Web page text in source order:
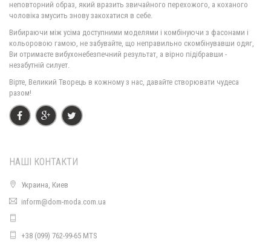
490.00грн.
неповторний образ, який вразить звичайного перехожого, а коханого
чоловіка змусить знову закохатися в себе.
Вибираючи між усіма доступними моделями і комбінуючи з фасонами і
кольоровою гамою, не забувайте, що неправильно скомбінувавши одяг,
Ви отримаєте вибухонебезпечний результат, а вірно підібравши -
незабутній силует.
Вірте, Великий Творець в кожному з нас, давайте створювати чудеса
разом!
НАШІ КОНТАКТИ
Украина, Киев
inform@dom-moda.com.ua
+38 (099) 762-99-65 MTS